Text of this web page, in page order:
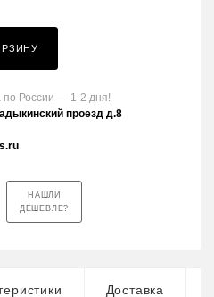
по России — 1-2 дня!
проезд д.8
НАШЛИ
ДЕШЕВЛЕ?
Доставка